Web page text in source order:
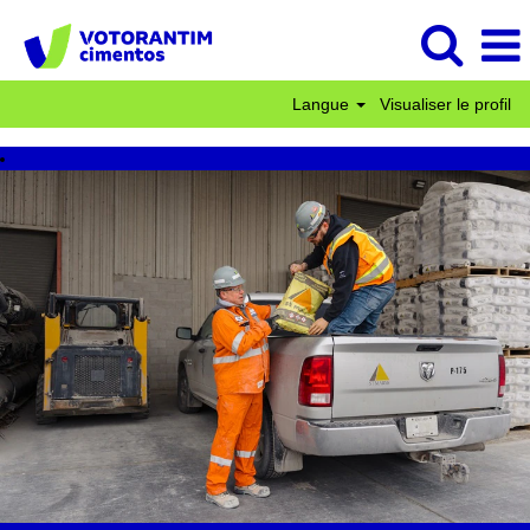
Langue Visualiser le profil